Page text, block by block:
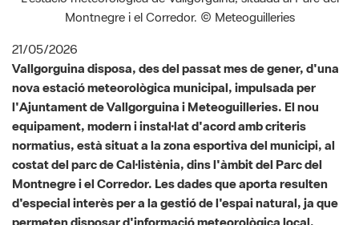
Vallgorguina disposa, des del passat mes de gener, d'una
nova estació meteorològica municipal, impulsada per
l'Ajuntament de Vallgorguina i Meteoguilleries. El nou
equipament, modern i instal·lat d'acord amb criteris
normatius, està situat a la zona esportiva del municipi, al
costat del parc de Cal·listènia, dins l'àmbit del Parc del
Montnegre i el Corredor. Les dades que aporta resulten
d'especial interès per a la gestió de l'espai natural, ja que
permeten disposar d'informació meteorològica local,
actualitzada i de qualitat.
Es tracta d'una estació totalment automàtica que mesura